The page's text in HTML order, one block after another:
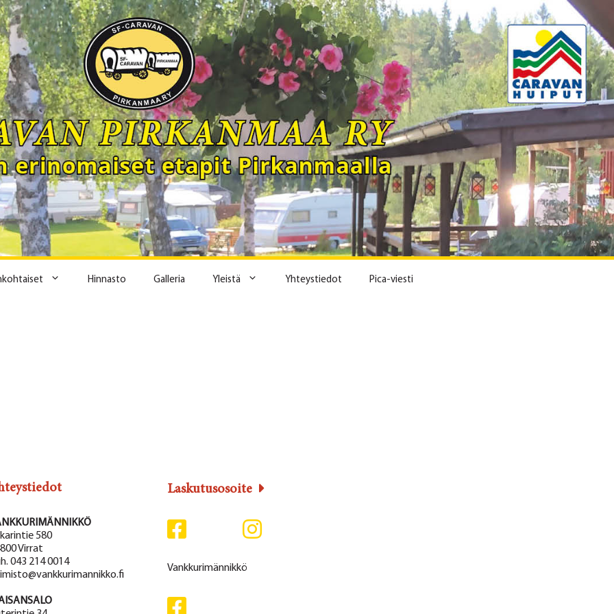
Hinnasto Galleria Yleistä Yhteystiedot Pica-viesti
580
Virrat
043 214 0014
Laskutusosoite
Vankkurimännikkö